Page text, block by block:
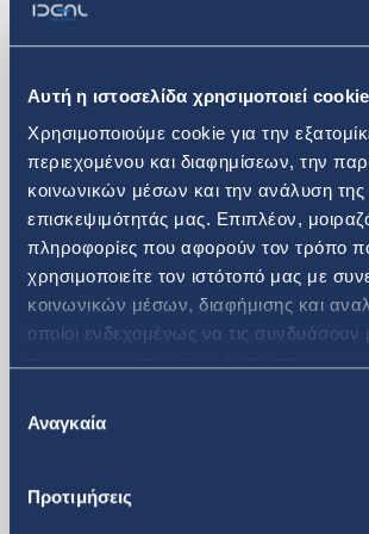
Αυτή η ιστοσελίδα χρησιμοποιεί
Χρησιμοποιούμε cookie για την
περιεχομένου και διαφημίσεων, την
κοινωνικών μέσων και την ανάλυση της
επισκεψιμότητάς μας. Επιπλέον,
πληροφορίες που αφορούν τον τρόπο
χρησιμοποιείτε τον ιστότοπό μας με
κοινωνικών μέσων, διαφήμισης και
οποίοι ενδεχομένως να τις συνδυάσουν
των υπηρεσιών τους.
συγκατάθεσης
Αναγκαία
Προτιμήσεις
αποτύπωμά του και
δραστηριότητά του εκτός
πληροφορική και στους
κλάδους της συσκευασίας
αγαθών και της
διάθεσης premium mixers
Ο Διευθύνων Σύμβουλος
Παναγιώτης
αναφερόμενος στην
Συνέλευσης δήλωσε: